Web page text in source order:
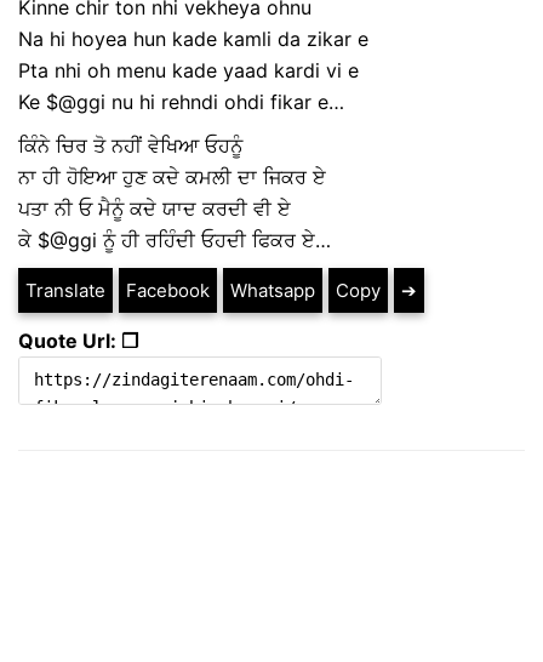
Kinne chir ton nhi vekheya ohnu
Na hi hoyea hun kade kamli da zikar e
Pta nhi oh menu kade yaad kardi vi e
Ke $@ggi nu hi rehndi ohdi fikar e…
ਕਿੰਨੇ ਚਿਰ ਤੋ ਨਹੀਂ ਵੇਖਿਆ ਓਹਨੂੰ
ਨਾ ਹੀ ਹੋਇਆ ਹੁਣ ਕਦੇ ਕਮਲੀ ਦਾ ਜਿਕਰ ਏ
ਪਤਾ ਨੀ ਓ ਮੈਨੂੰ ਕਦੇ ਯਾਦ ਕਰਦੀ ਵੀ ਏ
ਕੇ $@ggi ਨੂੰ ਹੀ ਰਹਿੰਦੀ ਓਹਦੀ ਫਿਕਰ ਏ…
Translate Facebook Whatsapp Copy ➔
Quote Url: ❐